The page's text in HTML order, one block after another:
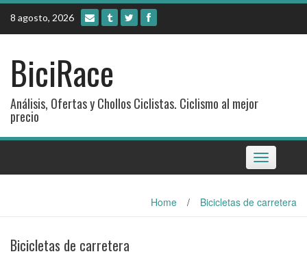
Skip
content
8 agosto, 2026
BiciRace
Análisis, Ofertas y Chollos Ciclistas. Ciclismo al mejor
precio
Toggle
navigation
Home / Bicicletas de carretera
Bicicletas de carretera